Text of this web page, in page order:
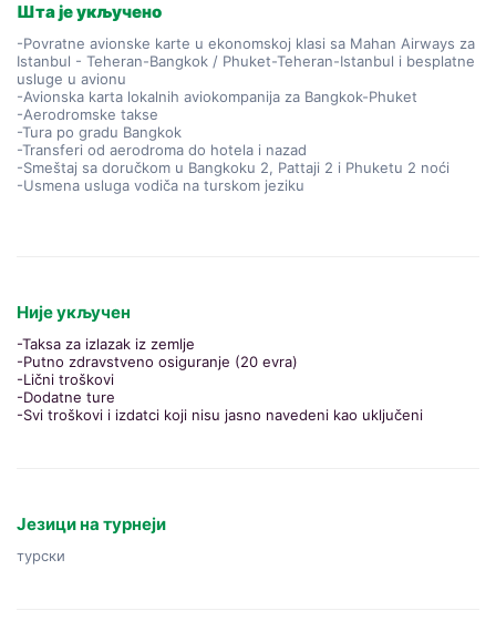
Шта је укључено
-Povratne avionske karte u ekonomskoj klasi sa Mahan Airways za
Istanbul - Teheran-Bangkok / Phuket-Teheran-Istanbul i besplatne
usluge u avionu
-Avionska karta lokalnih aviokompanija za Bangkok-Phuket
-Aerodromske takse
-Tura po gradu Bangkok
-Transferi od aerodroma do hotela i nazad
-Smeštaj sa doručkom u Bangkoku 2, Pattaji 2 i Phuketu 2 noći
-Usmena usluga vodiča na turskom jeziku
Није укључен
-Taksa za izlazak iz zemlje
-Putno zdravstveno osiguranje (20 evra)
-Lični troškovi
-Dodatne ture
-Svi troškovi i izdatci koji nisu jasno navedeni kao uključeni
Језици на турнеји
турски